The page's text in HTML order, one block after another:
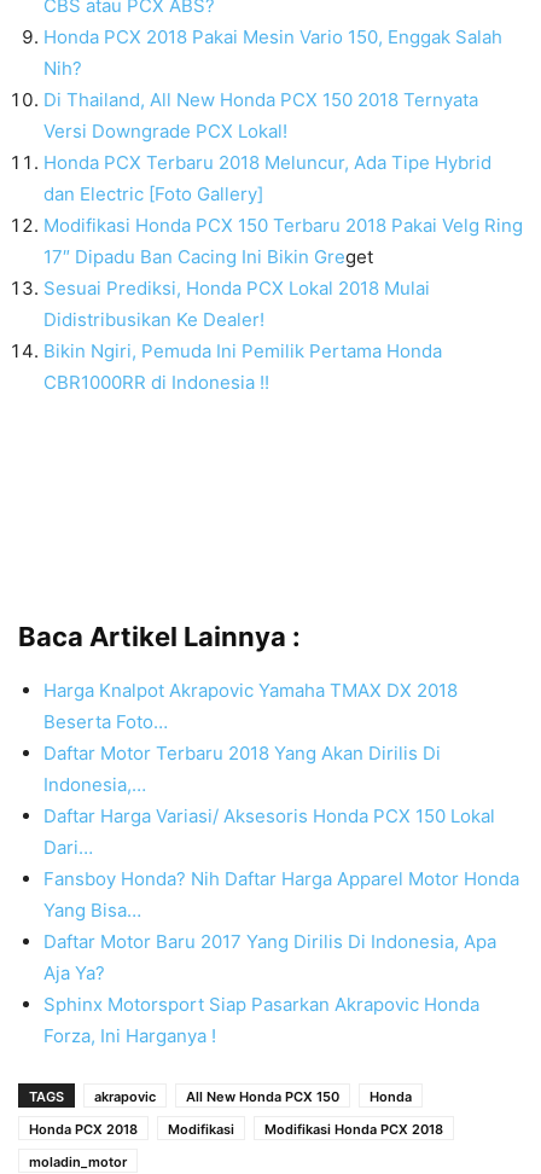
CBS atau PCX ABS?
Honda PCX 2018 Pakai Mesin Vario 150, Enggak Salah
Nih?
Di Thailand, All New Honda PCX 150 2018 Ternyata
Versi Downgrade PCX Lokal!
Honda PCX Terbaru 2018 Meluncur, Ada Tipe Hybrid
dan Electric [Foto Gallery]
Modifikasi Honda PCX 150 Terbaru 2018 Pakai Velg Ring
17″ Dipadu Ban Cacing Ini Bikin Greget
Sesuai Prediksi, Honda PCX Lokal 2018 Mulai
Didistribusikan Ke Dealer!
Bikin Ngiri, Pemuda Ini Pemilik Pertama Honda
CBR1000RR di Indonesia !!
Baca Artikel Lainnya :
Harga Knalpot Akrapovic Yamaha TMAX DX 2018
Beserta Foto…
Daftar Motor Terbaru 2018 Yang Akan Dirilis Di
Indonesia,…
Daftar Harga Variasi/ Aksesoris Honda PCX 150 Lokal
Dari…
Fansboy Honda? Nih Daftar Harga Apparel Motor Honda
Yang Bisa…
Daftar Motor Baru 2017 Yang Dirilis Di Indonesia, Apa
Aja Ya?
Sphinx Motorsport Siap Pasarkan Akrapovic Honda
Forza, Ini Harganya !
TAGS akrapovic All New Honda PCX 150
Honda
Honda PCX 2018
Modifikasi
Modifikasi Honda PCX 2018
moladin_motor